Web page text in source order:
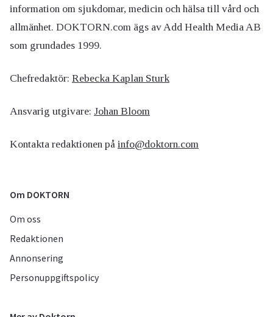
information om sjukdomar, medicin och hälsa till vård och
allmänhet. DOKTORN.com ägs av Add Health Media AB
som grundades 1999.
Chefredaktör: Rebecka Kaplan Sturk
Ansvarig utgivare: Johan Bloom
Kontakta redaktionen på info@doktorn.com
Om DOKTORN
Om oss
Redaktionen
Annonsering
Personuppgiftspolicy